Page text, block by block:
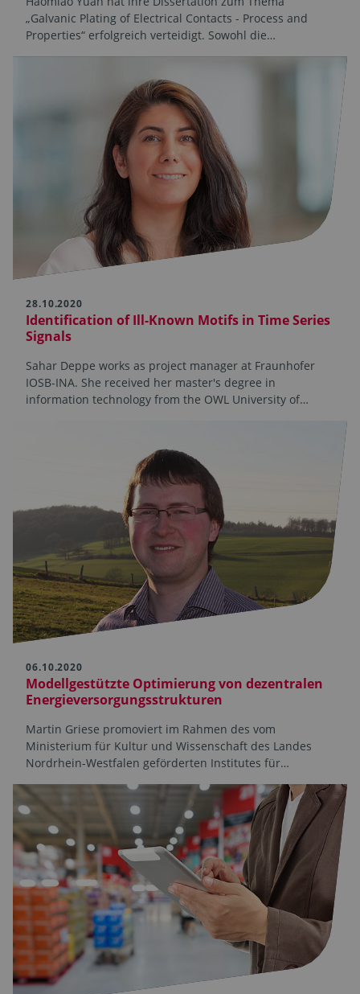
„Galvanic Plating of Electrical Contacts - Process and
Properties“ erfolgreich verteidigt. Sowohl die…
28.10.2020
Identification of Ill-Known Motifs in Time Series
Signals
Sahar Deppe works as project manager at Fraunhofer
IOSB-INA. She received her master's degree in
information technology from the OWL University of…
06.10.2020
Modellgestützte Optimierung von dezentralen
Energieversorgungsstrukturen
Martin Griese promoviert im Rahmen des vom
Ministerium für Kultur und Wissenschaft des Landes
Nordrhein-Westfalen geförderten Institutes für…